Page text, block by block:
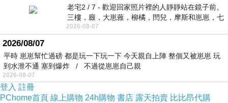
老宅2 / 7 - 歡迎回家照片裡的人靜靜站在鏡子前。
三樓，廄，大崽蕥，柳橘，閆兒，摩斯和崽崽，七
個人整整齊齊地站在鏡框之外，如同
2026-08-07
2026/08/07
平時 崽崽幫忙過磅 都是玩一下玩一下 今天親自上陣 整個又被崽崽 玩
到水泄不通 塞到爆炸 / 不過從崽崽自己親
2026-08-07
登入 註冊
PChome首頁 線上購物 24h購物 書店 露天拍賣 比比昂代購